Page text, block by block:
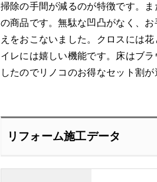
掃除の手間が減るのが特徴です。
の商品です。無駄な凹凸がなく、
えをおこないました。クロスには
イレには嬉しい機能です。床はブ
したのでリノコのお得なセット割が
リフォーム施工データ